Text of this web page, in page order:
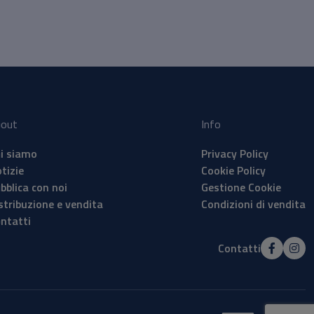
siamo
con noi
e vendita
Info
Privacy Policy
Cookie Policy
Gestione Cookie
Condizioni di vendita
Contatti